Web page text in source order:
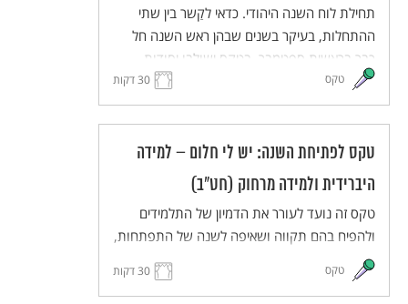
תחילת לוח השנה היהודי. כדאי לקַשר בין שתי
ההתחלות, בעיקר בשנים שבהן ראש השנה חל
כבר בראשית ספטמבר. בטקס ישולבו יסודות
מסורתיים מתוך חגי תשרי, ובעיקר מתוך ראש
השנה, באוריינטציה תרבותית ולא דתית. הטקס
יכיל מוטיבים כגון מבט לעבר ולעתיד, פתיחה
ונעילה של שערים, מעבר מקיץ לסתיו, זיכרון ותיקון
עולם. הטקס מותאם ללמידה היברידית ולמידה
מרחוק.
טקס 30 דקות
טקס לפתיחת השנה: יש לי חלום – למידה
היברידית ולמידה מרחוק (חט"ב)
טקס זה נועד לעורר את הדמיון של התלמידים
ולהפיח בהם תקווה ושאיפה לשנה של התפתחות,
יוזמה ועשייה. התלמידים והמורים יחלמו על העתיד
הרחוק ועל העתיד הקרוב, ישתפו זה את זה
טקס 30 דקות